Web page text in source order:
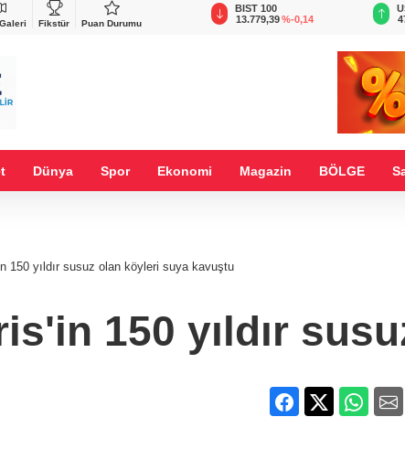
Fikstür Puan Durumu
GAU/TRY
6.661,88%2,61
BIST 100
13.779,39%-0,14
Dünya Spor Ekonomi Magazin BÖLGE
150 yıldır susuz olan köyleri suya kavuştu
150 yıldır